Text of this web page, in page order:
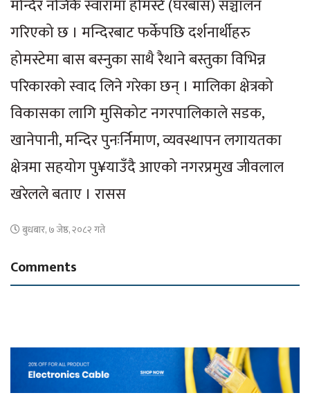
मन्दिर नजिकै स्वाँरामा होमस्टे (घरबास) सञ्चालन
गरिएको छ । मन्दिरबाट फर्केपछि दर्शनार्थीहरु
होमस्टेमा बास बस्नुका साथै रैथाने बस्तुका विभिन्न
परिकारको स्वाद लिने गरेका छन् । मालिका क्षेत्रको
विकासका लागि मुसिकोट नगरपालिकाले सडक,
खानेपानी, मन्दिर पुनःर्निमाण, व्यवस्थापन लगायतका
क्षेत्रमा सहयोग पु¥याउँदै आएको नगरप्रमुख जीवलाल
खरेलले बताए । रासस
बुधबार, ७ जेष्ठ, २०८२ गते
Comments